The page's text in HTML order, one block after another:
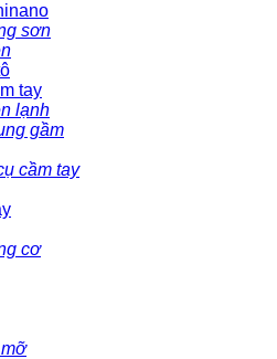
sơn
tay
lạnh
gầm
cầm tay
cơ